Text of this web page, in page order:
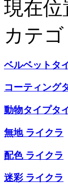
現在位
カテゴ
ベルベットタ
コーティング
動物タイプタ
無地 ライクラ
配色 ライクラ
迷彩 ライクラ